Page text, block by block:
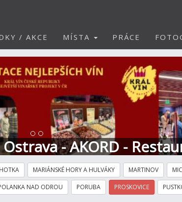
/ AKCE MÍSTA PRÁCE
- AKORD -
MARIÁNSKÉ HORY A HULVÁKY MARTINOV
NAD ODROU PORUBA PROSKOVICE